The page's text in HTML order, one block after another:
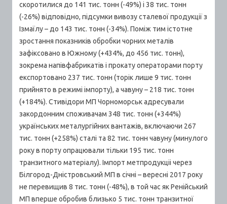
скоротилися до 141 тис. тонн (-49%) і 38 тис. тонн
(-26%) відповідно, підсумки вивозу сталевої продукції з
Ізмаїлу – до 143 тис. тонн (-34%). Поміж тим істотне
зростання показників обробки чорних металів
зафіксовано в Южному (+434%, до 456 тис. тонн),
зокрема напівфабрикатів і прокату операторами порту
експортовано 237 тис. тонн (торік лише 9 тис. тонн
прийнято в режимі імпорту), а чавуну – 218 тис. тонн
(+184%). Стивідори МП Чорноморськ адресували
закордонним споживачам 348 тис. тонн (+344%)
українських металургійних вантажів, включаючи 267
тис. тонн (+258%) сталі та 82 тис. тонн чавуну (минулого
року в порту опрацювали тільки 195 тис. тонн
транзитного матеріалу). Імпорт метпродукціі через
Білгород-Дністровський МП в січні – вересні 2017 року
не перевищив 8 тис. тонн (-48%), в той час як Ренійський
МП вперше обробив близько 5 тис. тонн транзитної